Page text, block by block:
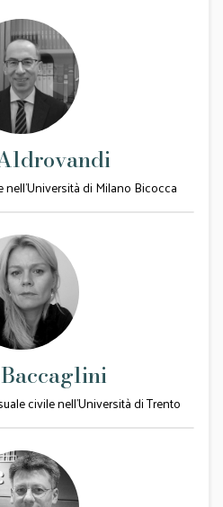
di Milano Bicocca
civile nell'Università di Trento